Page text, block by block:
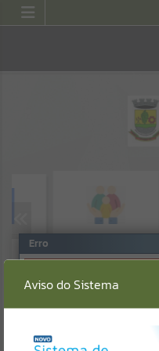
ASSISTÊNCIA SOCIAL
E CIDADANIA
Aviso do Sistema
Erro
Ocorreu um erro de script:
Uncaught SyntaxError:
https://guaiba.atende.net/